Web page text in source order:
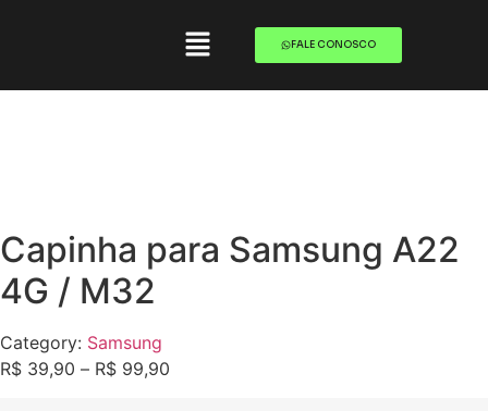
FALE CONOSCO
Capinha para Samsung A22
4G / M32
Category: Samsung
R$ 39,90 – R$ 99,90